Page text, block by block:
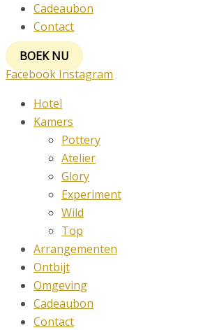
Cadeaubon
Contact
BOEK NU
FacebookInstagram
Hotel
Kamers
Pottery
Atelier
Glory
Experiment
Wild
Top
Arrangementen
Ontbijt
Omgeving
Cadeaubon
Contact